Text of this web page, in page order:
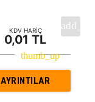
KDV HARİÇ
0,01 TL
AYRINTILAR